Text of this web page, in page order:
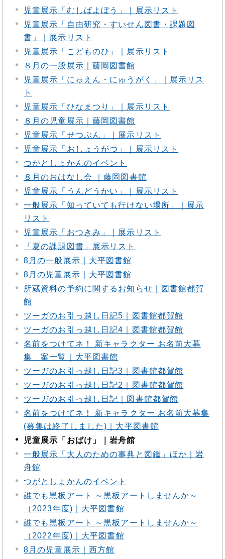
児童展示「むしばよぼう」｜展示リスト
児童展示「自由研究・すいせん図書・課題図
書」｜展示リスト
児童展示「こどものひ」｜展示リスト
８月の一般展示｜藤岡図書館
児童展示「にゅえん・にゅうがく」｜展示リス
ト
児童展示「ひなまつり」｜展示リスト
８月の児童展示｜藤岡図書館
児童展示「せつぶん」｜展示リスト
児童展示「おしょうがつ」｜展示リスト
つがとしょかんのイベント
８月のおはなし会 ｜藤岡図書館
児童展示「うんどうかい」｜展示リスト
一般展示「知っていても行けない場所」｜展示
リスト
児童展示「おつきみ」｜展示リスト
「夏の課題図書」展示リスト
8月の一般展示｜大平図書館
8月の児童展示｜大平図書館
所蔵資料の予約に関するお知らせ｜図書館都賀
館
ツーガのお引っ越し日記5｜図書館都賀館
ツーガのお引っ越し日記4｜図書館都賀館
名前をつけてネ！ 新キャラクター お名前大募
集 案一覧｜大平図書館
ツーガのお引っ越し日記3｜図書館都賀館
ツーガのお引っ越し日記2｜図書館都賀館
ツーガのお引っ越し日記｜図書館都賀館
名前をつけてネ！ 新キャラクター お名前大募集
(募集は終了しました)｜大平図書館
児童展示「おばけ」｜岩舟館
一般展示「大人のための事典と図鑑」ほか｜岩
舟館
つがとしょかんのイベント
誰でも黒板アート ～黒板アートしませんか～
（2023年度)｜大平図書館
誰でも黒板アート ～黒板アートしませんか～
（2022年度)｜大平図書館
8月の児童展示｜西方館